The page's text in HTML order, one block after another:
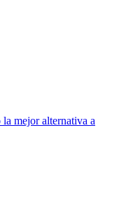
mejor alternativa a